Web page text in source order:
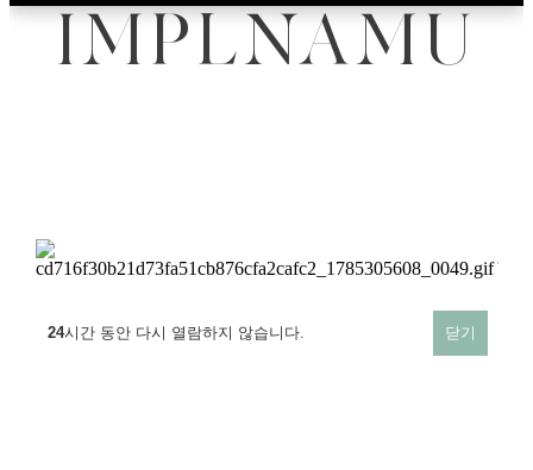
IMPLNAMU
24시간 동안 다시 열람하지 않습니다. 닫기
24시간 동안 다시 열람하지 않습니다. 닫기
24시간 동안 다시 열람하지 않습니다. 닫기
24시간 동안 다시 열람하지 않습니다. 닫기
24시간 동안 다시 열람하지 않습니다. 닫기